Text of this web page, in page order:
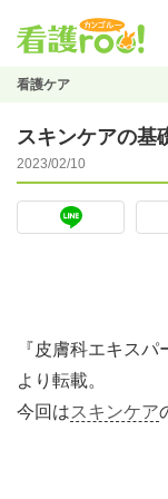
看護ケア
スキンケアの基
2023/02/10
『皮膚科エキス
より転載。
今回はスキンケア